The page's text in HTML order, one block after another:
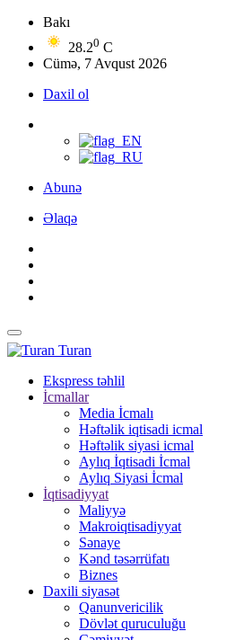
Bakı
28.20 C
Cümə, 7 Avqust 2026
Daxil ol
Abunə
Əlaqə
Turan
Ekspress təhlil
İcmallar
Media İcmalı
Həftəlik iqtisadi icmal
Həftəlik siyasi icmal
Aylıq İqtisadi İcmal
Aylıq Siyasi İcmal
İqtisadiyyat
Maliyyə
Makroiqtisadiyyat
Sənaye
Kənd təsərrüfatı
Biznes
Daxili siyasət
Qanunvericilik
Dövlət quruculuğu